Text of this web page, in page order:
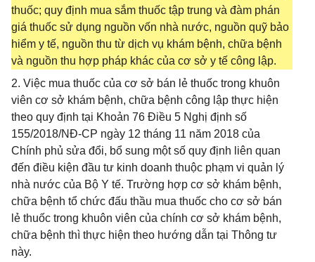
thuốc; quy định mua sắm thuốc tập trung và đàm phán
giá thuốc sử dụng nguồn vốn nhà nước, nguồn quỹ bảo
hiểm y tế, nguồn thu từ dịch vụ khám bệnh, chữa bệnh
và nguồn thu hợp pháp khác của cơ sở y tế công lập.
2. Việc mua thuốc của cơ sở bán lẻ thuốc trong khuôn
viên cơ sở khám bệnh, chữa bệnh công lập thực hiện
theo quy định tại Khoản 76 Điều 5 Nghị định số
155/2018/NĐ-CP ngày 12 tháng 11 năm 2018 của
Chính phủ sửa đổi, bổ sung một số quy định liên quan
đến điều kiện đầu tư kinh doanh thuộc phạm vi quản lý
nhà nước của Bộ Y tế. Trường hợp cơ sở khám bệnh,
chữa bệnh tổ chức đấu thầu mua thuốc cho cơ sở bán
lẻ thuốc trong khuôn viên của chính cơ sở khám bệnh,
chữa bệnh thì thực hiện theo hướng dẫn tại Thông tư
này.